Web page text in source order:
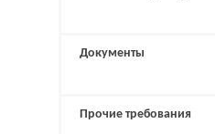
Документы
Прочие требования